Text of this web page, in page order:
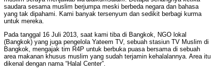
saudara sesama muslim berjumpa meski berbeda negara dan bahasa
yang tak dipahami. Kami banyak tersenyum dan sedikit berbagi kurma
untuk mereka.
Pada tanggal 16 Juli 2013, saat kami tiba di Bangkok, NGO lokal
(Bangkok) yang juga pengelola Yateem TV, sebuah stasiun TV Muslim di
Bangkok, mengajak tim R4P untuk berbuka puasa bersama di sebuah
area makanan khusus muslim yang sudah terjamin kehalalannya. Area itu
dikenal dengan nama “Halal Center”.